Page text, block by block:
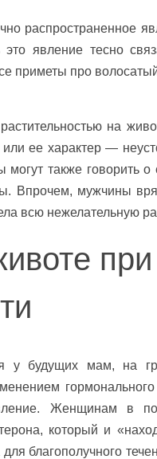
распространенное
явление тесно
приметы про
на
ее характер —
также говорить о
Впрочем, мужчины
всю нежелательную
при
у будущих мам, на
Женщинам в
который и
благополучного